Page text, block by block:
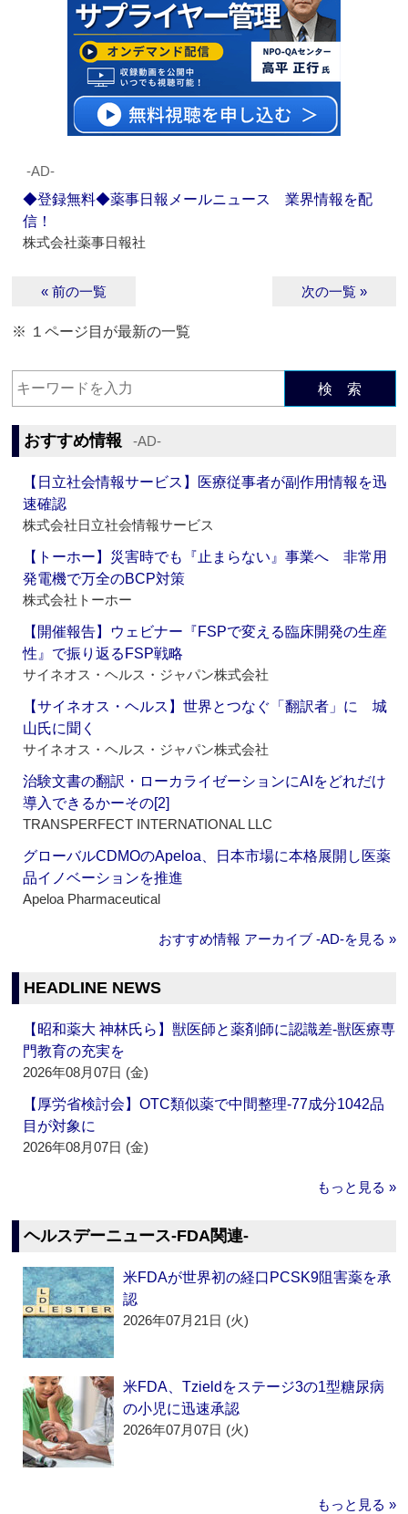
‐AD‐
◆登録無料◆薬事日報メールニュース 業界情報を配
信！
株式会社薬事日報社
« 前の一覧 次の一覧 »
※ １ページ目が最新の一覧
検 索
おすすめ情報 ‐AD‐
【日立社会情報サービス】医療従事者が副作用情報を迅
速確認
株式会社日立社会情報サービス
【トーホー】災害時でも『止まらない』事業へ 非常用
発電機で万全のBCP対策
株式会社トーホー
【開催報告】ウェビナー『FSPで変える臨床開発の生産
性』で振り返るFSP戦略
サイネオス・ヘルス・ジャパン株式会社
【サイネオス・ヘルス】世界とつなぐ「翻訳者」に 城
山氏に聞く
サイネオス・ヘルス・ジャパン株式会社
治験文書の翻訳・ローカライゼーションにAIをどれだけ
導入できるかーその[2]
TRANSPERFECT INTERNATIONAL LLC
グローバルCDMOのApeloa、日本市場に本格展開し医薬
品イノベーションを推進
Apeloa Pharmaceutical
おすすめ情報 アーカイブ ‐AD‐を見る »
HEADLINE NEWS
【昭和薬大 神林氏ら】獣医師と薬剤師に認識差‐獣医療専
門教育の充実を
2026年08月07日 (金)
【厚労省検討会】OTC類似薬で中間整理‐77成分1042品
目が対象に
2026年08月07日 (金)
もっと見る »
ヘルスデーニュース‐FDA関連‐
米FDAが世界初の経口PCSK9阻害薬を承
認
2026年07月21日 (火)
米FDA、Tzieldをステージ3の1型糖尿病
の小児に迅速承認
2026年07月07日 (火)
もっと見る »